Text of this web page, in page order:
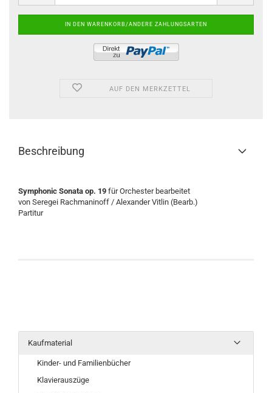
AUF DEN MERKZETTEL
Beschreibung
Symphonic Sonata op. 19 für Orchester bearbeitet
von Seregei Rachmaninoff / Alexander Vitlin (Bearb.)
Partitur
Kaufmaterial
Kinder- und Familienbücher
Klavierauszüge